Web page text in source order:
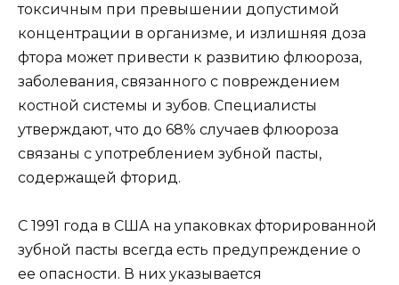
токсичным при превышении допустимой
концентрации в организме, и излишняя доза
фтора может привести к развитию флюороза,
заболевания, связанного с повреждением
костной системы и зубов. Специалисты
утверждают, что до 68% случаев флюороза
связаны с употреблением зубной пасты,
содержащей фторид.
С 1991 года в США на упаковках фторированной
зубной пасты всегда есть предупреждение о
ее опасности. В них указывается